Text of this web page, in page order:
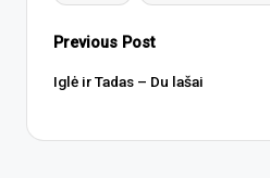
Post
navigation
Previous Post
Iglė ir Tadas – Du lašai